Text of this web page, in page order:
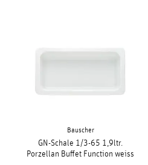
Bauscher
GN-Schale 1/3-65 1,9ltr.
Porzellan Buffet Function weiss